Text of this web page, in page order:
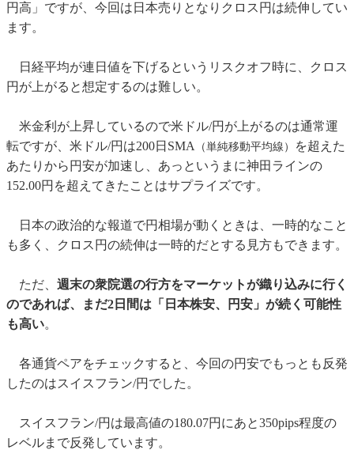
円高」ですが、今回は日本売りとなりクロス円は続伸してい
ます。
日経平均が連日値を下げるというリスクオフ時に、クロス
円が上がると想定するのは難しい。
米金利が上昇しているので米ドル/円が上がるのは通常運
転ですが、米ドル/円は200日SMA
（単純移動平均線）
を超えた
あたりから円安が加速し、あっというまに神田ラインの
152.00円を超えてきたことはサプライズです。
日本の政治的な報道で円相場が動くときは、一時的なこと
も多く、クロス円の続伸は一時的だとする見方もできます。
ただ、 週末の衆院選の行方をマーケットが織り込みに行く
のであれば、まだ2日間は「日本株安、円安」が続く可能性
も高い。
各通貨ペアをチェックすると、今回の円安でもっとも反発
したのはスイスフラン/円でした。
スイスフラン/円は最高値の180.07円にあと350pips程度の
レベルまで反発しています。